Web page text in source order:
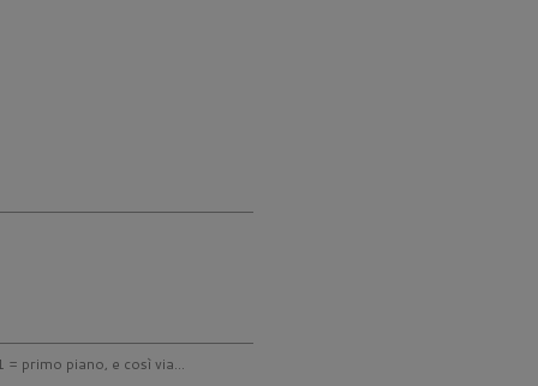
primo piano, e così via...